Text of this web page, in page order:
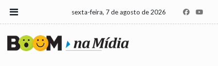
sexta-feira, 7 de agosto de 2026